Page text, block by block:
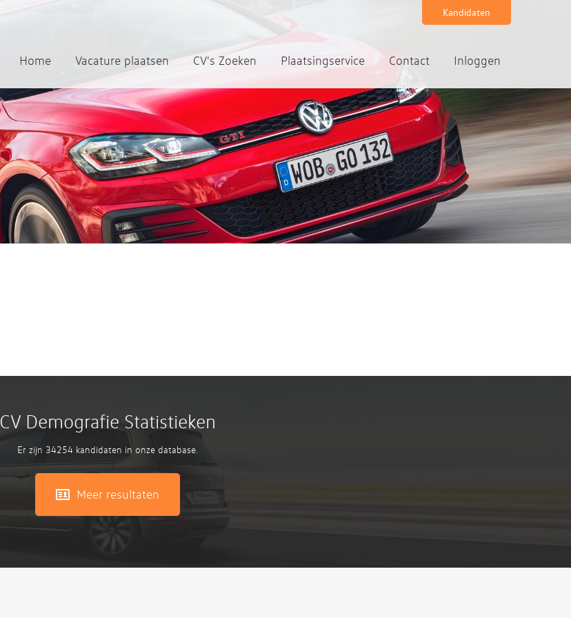
Home Vacature plaatsen CV's Zoeken Plaatsingservice Contact Inloggen
Kandidaten
CV Demografie Statistieken
Er zijn 34254 kandidaten in onze database.
Meer resultaten